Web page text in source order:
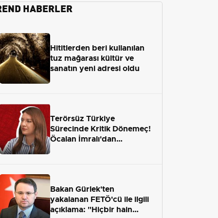
HABERLER
Hititlerden beri kullanılan
tuz mağarası kültür ve
sanatın yeni adresi oldu
Terörsüz Türkiye
Sürecinde Kritik Dönemeç!
Öcalan İmralı'dan
Bakan Gürlek'ten
yakalanan FETÖ'cü ile ilgili
açıklama: "Hiçbir hain